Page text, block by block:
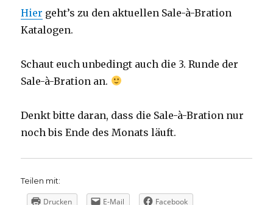
Hier geht’s zu den aktuellen Sale-à-Bration
Katalogen.
Schaut euch unbedingt auch die 3. Runde der
Sale-à-Bration an.
Denkt bitte daran, dass die Sale-à-Bration nur
noch bis Ende des Monats läuft.
Teilen mit:
Drucken E-Mail
Facebook